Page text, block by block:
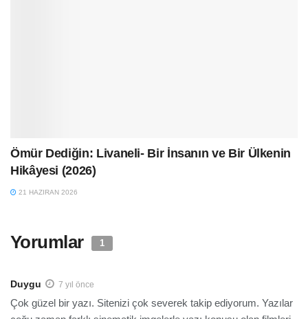
Ömür Dediğin: Livaneli- Bir İnsanın ve Bir Ülkenin
Hikâyesi (2026)
21 HAZIRAN 2026
Yorumlar 1
Duygu 7 yıl önce
Çok güzel bir yazı. Sitenizi çok severek takip ediyorum. Yazılar